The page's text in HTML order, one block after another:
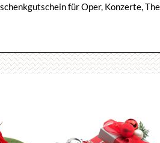
für Oper, Konzerte,